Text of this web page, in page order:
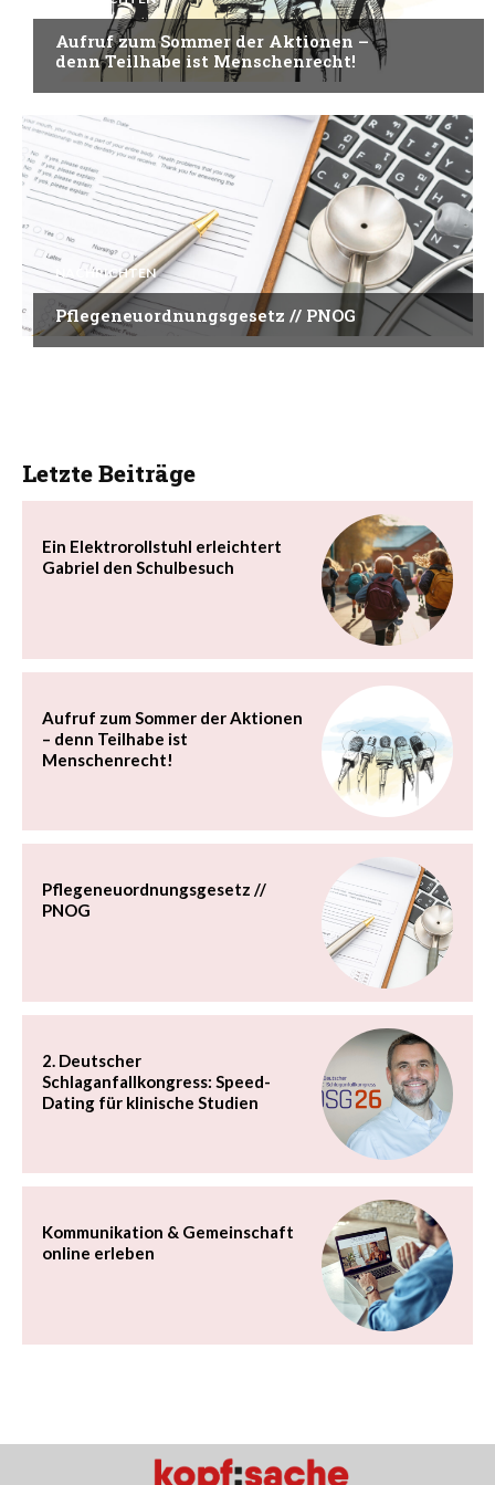
Aufruf zum Sommer der Aktionen –
denn Teilhabe ist Menschenrecht!
NACHRICHTEN
Pflegeneuordnungsgesetz // PNOG
Letzte Beiträge
Ein Elektrorollstuhl erleichtert
Gabriel den Schulbesuch
Aufruf zum Sommer der Aktionen
– denn Teilhabe ist
Menschenrecht!
Pflegeneuordnungsgesetz //
PNOG
2. Deutscher
Schlaganfallkongress: Speed-
Dating für klinische Studien
Kommunikation & Gemeinschaft
online erleben